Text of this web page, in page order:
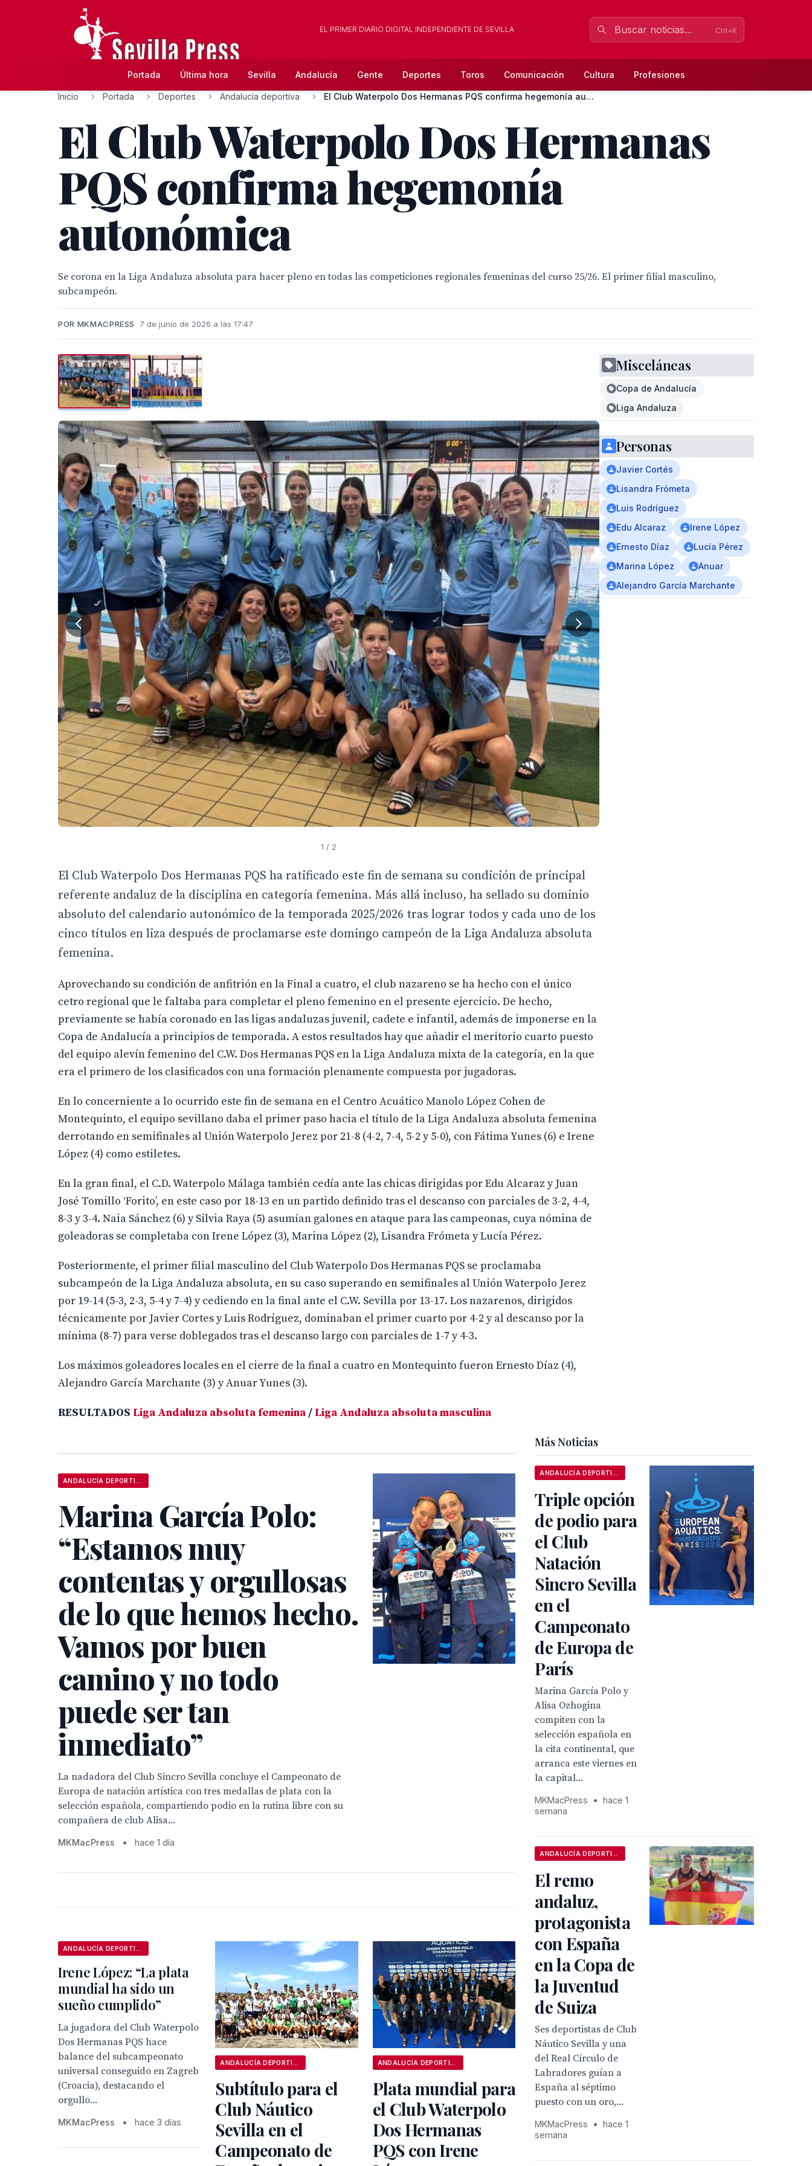
EL PRIMER DIARIO DIGITAL INDEPENDIENTE DE SEVILLA Ctrl+K
Portada Última hora Sevilla Andalucía Gente Deportes Toros Comunicación Cultura Profesiones
Inicio Portada Deportes Andalucía deportiva El Club Waterpolo Dos Hermanas PQS confirma hegemonía autonó...
El Club Waterpolo Dos Hermanas
PQS confirma hegemonía
autonómica
Se corona en la Liga Andaluza absoluta para hacer pleno en todas las competiciones regionales femeninas del curso 25/26. El primer filial masculino,
subcampeón.
POR MKMACPRESS 7 de junio de 2026 a las 17:47
1 / 2
El Club Waterpolo Dos Hermanas PQS ha ratificado este fin de semana su condición de principal
referente andaluz de la disciplina en categoría femenina. Más allá incluso, ha sellado su dominio
absoluto del calendario autonómico de la temporada 2025/2026 tras lograr todos y cada uno de los
cinco títulos en liza después de proclamarse este domingo campeón de la Liga Andaluza absoluta
femenina.
Aprovechando su condición de anfitrión en la Final a cuatro, el club nazareno se ha hecho con el único
cetro regional que le faltaba para completar el pleno femenino en el presente ejercicio. De hecho,
previamente se había coronado en las ligas andaluzas juvenil, cadete e infantil, además de imponerse en la
Copa de Andalucía a principios de temporada. A estos resultados hay que añadir el meritorio cuarto puesto
del equipo alevín femenino del C.W. Dos Hermanas PQS en la Liga Andaluza mixta de la categoría, en la que
era el primero de los clasificados con una formación plenamente compuesta por jugadoras.
En lo concerniente a lo ocurrido este fin de semana en el Centro Acuático Manolo López Cohen de
Montequinto, el equipo sevillano daba el primer paso hacia el título de la Liga Andaluza absoluta femenina
derrotando en semifinales al Unión Waterpolo Jerez por 21-8 (4-2, 7-4, 5-2 y 5-0), con Fátima Yunes (6) e Irene
López (4) como estiletes.
En la gran final, el C.D. Waterpolo Málaga también cedía ante las chicas dirigidas por Edu Alcaraz y Juan
José Tomillo ‘Forito’, en este caso por 18-13 en un partido definido tras el descanso con parciales de 3-2, 4-4,
8-3 y 3-4. Naia Sánchez (6) y Silvia Raya (5) asumían galones en ataque para las campeonas, cuya nómina de
goleadoras se completaba con Irene López (3), Marina López (2), Lisandra Frómeta y Lucía Pérez.
Posteriormente, el primer filial masculino del Club Waterpolo Dos Hermanas PQS se proclamaba
subcampeón de la Liga Andaluza absoluta, en su caso superando en semifinales al Unión Waterpolo Jerez
por 19-14 (5-3, 2-3, 5-4 y 7-4) y cediendo en la final ante el C.W. Sevilla por 13-17. Los nazarenos, dirigidos
técnicamente por Javier Cortes y Luis Rodríguez, dominaban el primer cuarto por 4-2 y al descanso por la
mínima (8-7) para verse doblegados tras el descanso largo con parciales de 1-7 y 4-3.
Los máximos goleadores locales en el cierre de la final a cuatro en Montequinto fueron Ernesto Díaz (4),
Alejandro García Marchante (3) y Anuar Yunes (3).
RESULTADOS Liga Andaluza absoluta femenina/ Liga Andaluza absoluta masculina
Misceláneas
Copa de Andalucía
Liga Andaluza
Personas
Javier Cortés
Lisandra Frómeta
Luis Rodríguez
Edu Alcaraz
Irene López
Ernesto Díaz
Lucía Pérez
Marina López
Anuar
Alejandro García Marchante
Marina García Polo:
“Estamos muy
contentas y orgullosas
de lo que hemos hecho.
Vamos por buen
camino y no todo
puede ser tan
inmediato”
La nadadora del Club Sincro Sevilla concluye el Campeonato de
Europa de natación artística con tres medallas de plata con la
selección española, compartiendo podio en la rutina libre con su
compañera de club Alisa...
MKMacPress • hace 1 día
Irene López: “La plata
mundial ha sido un
sueño cumplido”
La jugadora del Club Waterpolo
Dos Hermanas PQS hace
balance del subcampeonato
universal conseguido en Zagreb
(Croacia), destacando el
orgullo...
MKMacPress • hace 3 días
Subtítulo para el
Club Náutico
Sevilla en el
Campeonato de
Plata mundial para
el Club Waterpolo
Dos Hermanas
PQS con Irene
Más Noticias
Triple opción
de podio para
el Club
Natación
Sincro Sevilla
en el
Campeonato
de Europa de
París
Marina García Polo y
Alisa Ozhogina
compiten con la
selección española en
la cita continental, que
arranca este viernes en
la capital...
MKMacPress •
hace 1
semana
El remo
andaluz,
protagonista
con España
en la Copa de
la Juventud
de Suiza
Ses deportistas de Club
Náutico Sevilla y una
del Real Círculo de
Labradores guían a
España al séptimo
puesto con un oro,...
MKMacPress •
hace 1
semana